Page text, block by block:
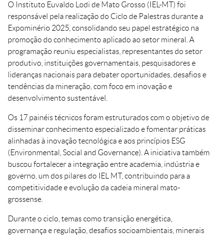
O Instituto Euvaldo Lodi de Mato Grosso (IEL-MT) foi
responsável pela realização do Ciclo de Palestras durante a
Expominério 2025, consolidando seu papel estratégico na
promoção do conhecimento aplicado ao setor mineral. A
programação reuniu especialistas, representantes do setor
produtivo, instituições governamentais, pesquisadores e
lideranças nacionais para debater oportunidades, desafios e
tendências da mineração, com foco em inovação e
desenvolvimento sustentável.
Os 17 painéis técnicos foram estruturados com o objetivo de
disseminar conhecimento especializado e fomentar práticas
alinhadas à inovação tecnológica e aos princípios ESG
(Environmental, Social and Governance). A iniciativa também
buscou fortalecer a integração entre academia, indústria e
governo, um dos pilares do IEL MT, contribuindo para a
competitividade e evolução da cadeia mineral mato-
grossense.
Durante o ciclo, temas como transição energética,
governança e regulação, desafios socioambientais, minerais